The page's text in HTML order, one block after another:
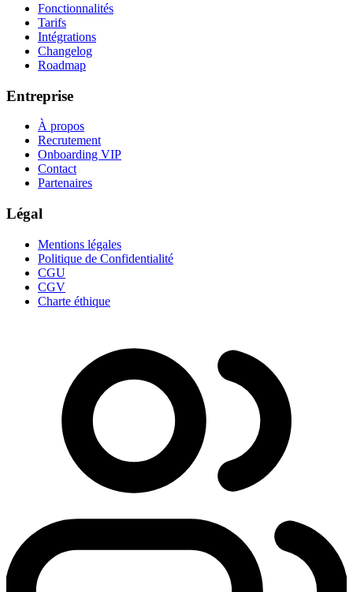
Fonctionnalités
Tarifs
Intégrations
Changelog
Roadmap
Entreprise
À propos
Recrutement
Onboarding VIP
Contact
Partenaires
Légal
Mentions légales
Politique de Confidentialité
CGU
CGV
Charte éthique